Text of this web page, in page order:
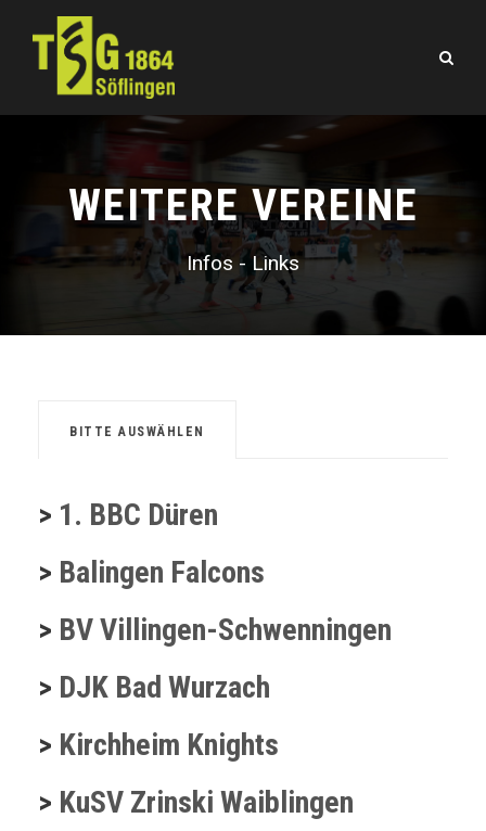
WEITERE VEREINE
Infos - Links
BITTE AUSWÄHLEN
> 1. BBC Düren
> Balingen Falcons
> BV Villingen-Schwenningen
> DJK Bad Wurzach
> Kirchheim Knights
> KuSV Zrinski Waiblingen